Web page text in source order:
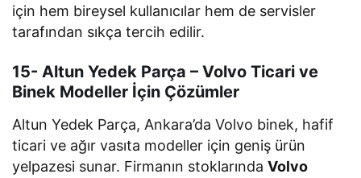
için hem bireysel kullanıcılar hem de servisler
tarafından sıkça tercih edilir.
15- Altun Yedek Parça – Volvo Ticari ve
Binek Modeller İçin Çözümler
Altun Yedek Parça, Ankara’da Volvo binek, hafif
ticari ve ağır vasıta modeller için geniş ürün
yelpazesi sunar. Firmanın stoklarındaVolvo